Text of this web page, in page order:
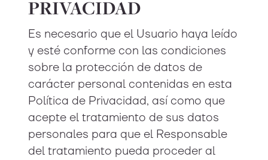
PRIVACIDAD
Es necesario que el Usuario haya leído
y esté conforme con las condiciones
sobre la protección de datos de
carácter personal contenidas en esta
Política de Privacidad, así como que
acepte el tratamiento de sus datos
personales para que el Responsable
del tratamiento pueda proceder al